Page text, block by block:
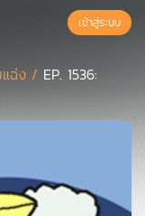
เข้าสู่ระบบ
แฉ่ง / EP. 1536: